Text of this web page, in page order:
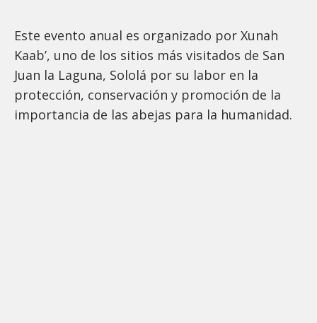
Este evento anual es organizado por Xunah
Kaab’, uno de los sitios más visitados de San
Juan la Laguna, Sololá por su labor en la
protección, conservación y promoción de la
importancia de las abejas para la humanidad.